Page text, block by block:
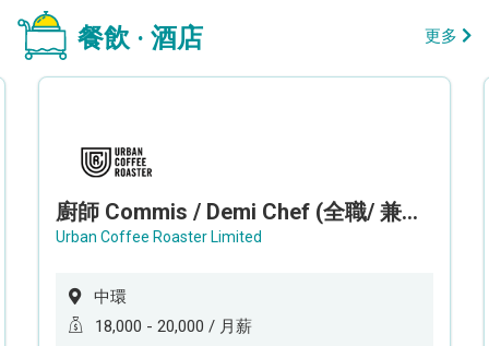
餐飲 · 酒店 更多
廚師 Commis / Demi Chef (全職/ 兼職) (工作地點:中環)
Urban Coffee Roaster Limited
中環
18,000 - 20,000 / 月薪